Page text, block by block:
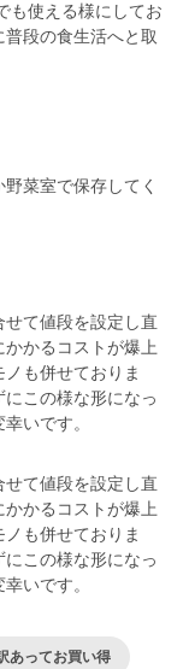
も使える様にしてお
段の食生活へと取
菜室で保存してく
て値段を設定し直
かるコストが爆上
も併せておりま
この様な形になっ
いです。
て値段を設定し直
かるコストが爆上
も併せておりま
この様な形になっ
いです。
あってお買い得